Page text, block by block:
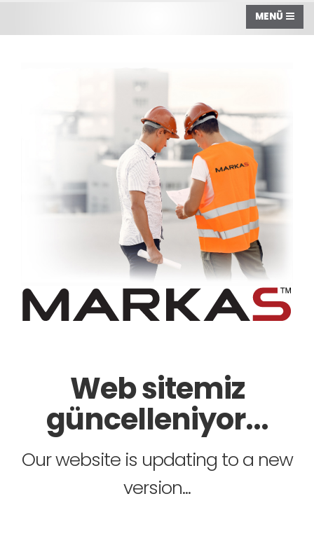
Web sitemiz
güncelleniyor...
Our website is updating to a new
version...